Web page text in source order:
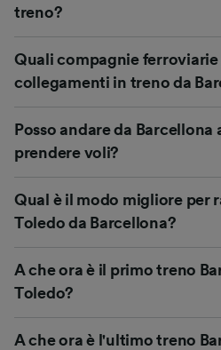
treno?
Quali compagnie ferroviarie
collegamenti in treno da
Posso andare da Barcellona
prendere voli?
Qual è il modo migliore per
Toledo da Barcellona?
A che ora è il primo treno
Toledo?
A che ora è l'ultimo treno